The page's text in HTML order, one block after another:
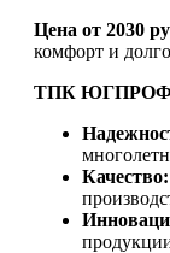
Цена от 2030
комфорт и
ТПК
Качество: